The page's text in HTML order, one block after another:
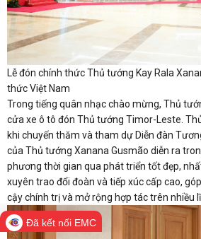
Lễ đón chính thức Thủ tướng Kay Rala
thức Việt Nam
Trong tiếng quân nhạc chào mừng, Thủ
cửa xe ô tô đón Thủ tướng Timor-Leste.
khi chuyến thăm và tham dự Diễn đàn
của Thủ tướng Xanana Gusmão diễn ra
phương thời gian qua phát triển tốt đẹp,
xuyên trao đổi đoàn và tiếp xúc cấp cao,
cậy chính trị và mở rộng hợp tác trên nhiều
Đã kết nối EMC